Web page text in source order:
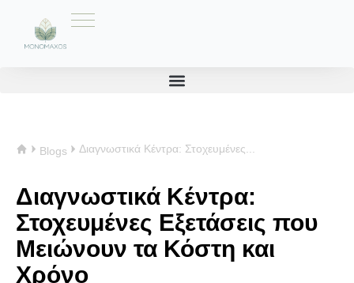
Blogs Διαγνωστικά Κέντρα: Στοχευμένες...
Διαγνωστικά Κέντρα:
Στοχευμένες Εξετάσεις που
Μειώνουν τα Κόστη και
Χρόνο